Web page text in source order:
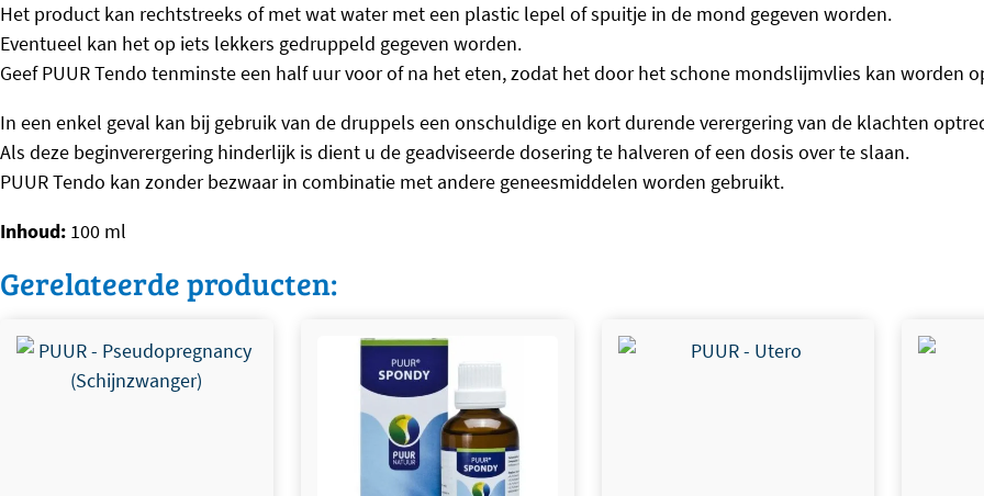
Het product kan rechtstreeks of met wat water met een plastic lepel of spuitje in de mond gegeven worden.
Eventueel kan het op iets lekkers gedruppeld gegeven worden.
Geef PUUR Tendo tenminste een half uur voor of na het eten, zodat het door het schone mondslijmvlies kan worden
In een enkel geval kan bij gebruik van de druppels een onschuldige en kort durende verergering van de klachten
Als deze beginverergering hinderlijk is dient u de geadviseerde dosering te halveren of een dosis over te slaan.
PUUR Tendo kan zonder bezwaar in combinatie met andere geneesmiddelen worden gebruikt.
Inhoud: 100 ml
Gerelateerde producten: